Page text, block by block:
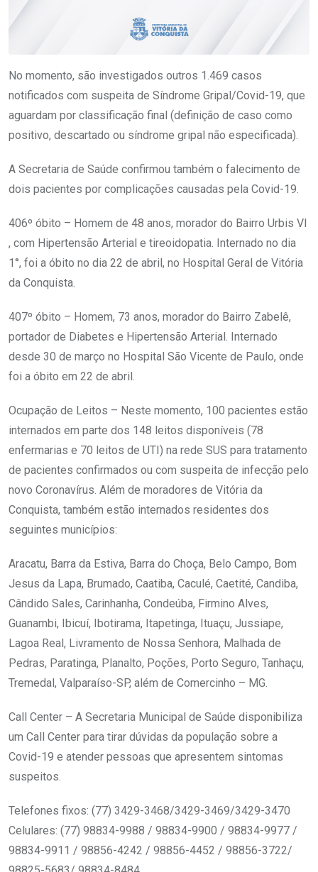
No momento, são investigados outros 1.469 casos
notificados com suspeita de Síndrome Gripal/Covid-19, que
aguardam por classificação final (definição de caso como
positivo, descartado ou síndrome gripal não especificada).
A Secretaria de Saúde confirmou também o falecimento de
dois pacientes por complicações causadas pela Covid-19.
406º óbito – Homem de 48 anos, morador do Bairro Urbis VI
, com Hipertensão Arterial e tireoidopatia. Internado no dia
1°, foi a óbito no dia 22 de abril, no Hospital Geral de Vitória
da Conquista.
407º óbito – Homem, 73 anos, morador do Bairro Zabelê,
portador de Diabetes e Hipertensão Arterial. Internado
desde 30 de março no Hospital São Vicente de Paulo, onde
foi a óbito em 22 de abril.
Ocupação de Leitos – Neste momento, 100 pacientes estão
internados em parte dos 148 leitos disponíveis (78
enfermarias e 70 leitos de UTI) na rede SUS para tratamento
de pacientes confirmados ou com suspeita de infecção pelo
novo Coronavírus. Além de moradores de Vitória da
Conquista, também estão internados residentes dos
seguintes municípios:
Aracatu, Barra da Estiva, Barra do Choça, Belo Campo, Bom
Jesus da Lapa, Brumado, Caatiba, Caculé, Caetité, Candiba,
Cândido Sales, Carinhanha, Condeúba, Firmino Alves,
Guanambi, Ibicuí, Ibotirama, Itapetinga, Ituaçu, Jussiape,
Lagoa Real, Livramento de Nossa Senhora, Malhada de
Pedras, Paratinga, Planalto, Poções, Porto Seguro, Tanhaçu,
Tremedal, Valparaíso-SP, além de Comercinho – MG.
Call Center – A Secretaria Municipal de Saúde disponibiliza
um Call Center para tirar dúvidas da população sobre a
Covid-19 e atender pessoas que apresentem sintomas
suspeitos.
Telefones fixos: (77) 3429-3468/3429-3469/3429-3470
Celulares: (77) 98834-9988 / 98834-9900 / 98834-9977 /
98834-9911 / 98856-4242 / 98856-4452 / 98856-3722/